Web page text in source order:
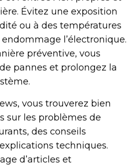
Évitez une exposition
ou à des températures
l’électronique.
préventive, vous
pannes et prolongez la
vous trouverez bien
sur les problèmes de
des conseils
techniques.
d’articles et